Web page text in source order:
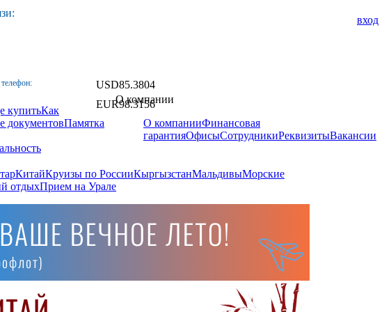
вход
USD85.3804
EUR98.3156
купитьКак
документовПамятка
О компании
О компанииФинансовая
гарантияОфисыСотрудникиРеквизитыВакансии
КитайКруизы по РоссииКыргызстанМальдивыМорские
отдыхПрием на Урале